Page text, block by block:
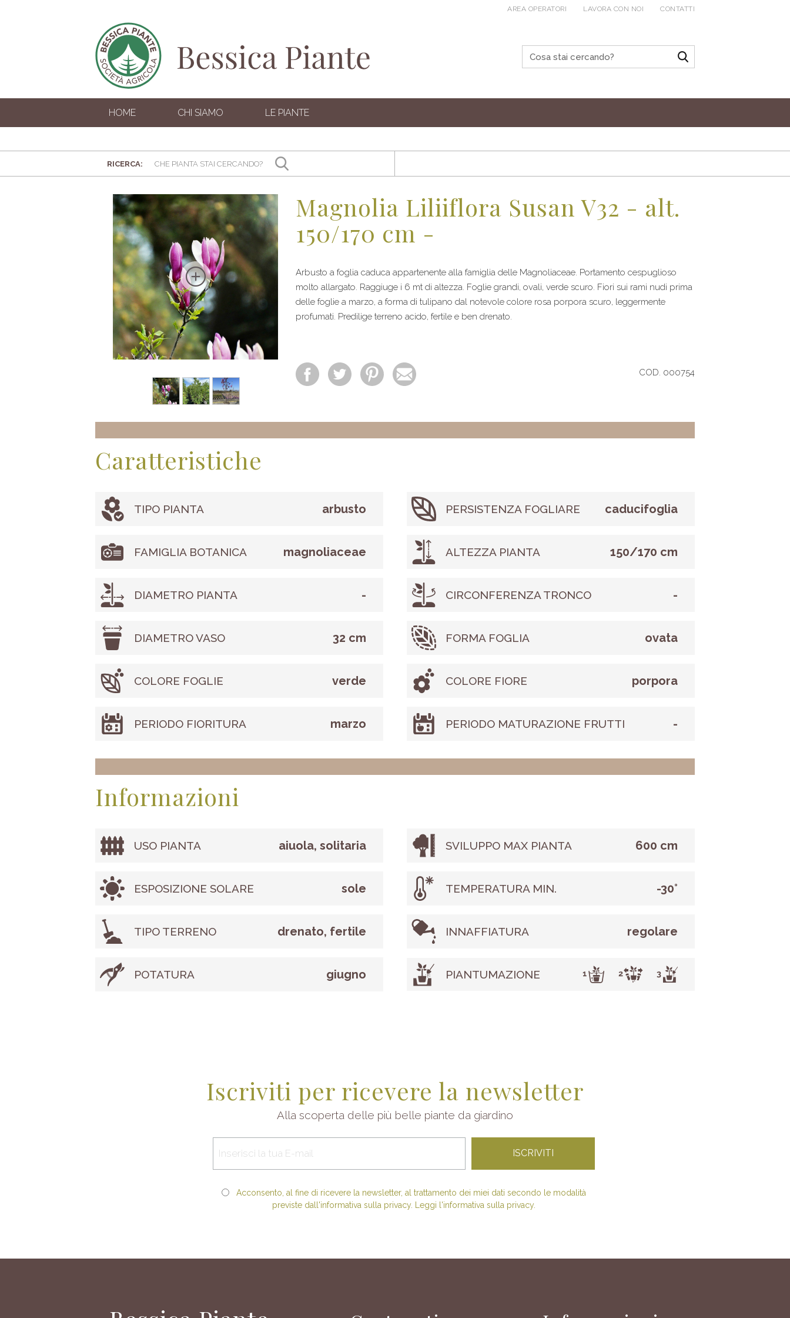
AREA OPERATORI LAVORA CON NOI CONTATTI
HOME CHI SIAMO LE PIANTE
RICERCA:
Magnolia Liliiflora Susan V32 - alt.
150/170 cm -
Arbusto a foglia caduca appartenente alla famiglia delle Magnoliaceae. Portamento cespuglioso
molto allargato. Raggiuge i 6 mt di altezza. Foglie grandi, ovali, verde scuro. Fiori sui rami nudi prima
delle foglie a marzo, a forma di tulipano dal notevole colore rosa porpora scuro, leggermente
profumati. Predilige terreno acido, fertile e ben drenato.
COD. 000754
Caratteristiche
TIPO PIANTA arbusto PERSISTENZA FOGLIARE caducifoglia
FAMIGLIA BOTANICA magnoliaceae ALTEZZA PIANTA 150/170 cm
DIAMETRO PIANTA - CIRCONFERENZA TRONCO -
DIAMETRO VASO 32 cm FORMA FOGLIA ovata
COLORE FOGLIE verde COLORE FIORE porpora
PERIODO FIORITURA marzo PERIODO MATURAZIONE FRUTTI -
Informazioni
USO PIANTA aiuola, solitaria SVILUPPO MAX PIANTA 600 cm
ESPOSIZIONE SOLARE sole TEMPERATURA MIN. -30°
TIPO TERRENO drenato, fertile INNAFFIATURA regolare
POTATURA giugno PIANTUMAZIONE
Iscriviti per ricevere la newsletter
Alla scoperta delle più belle piante da giardino
Acconsento, al fine di ricevere la newsletter, al trattamento dei miei dati secondo le modalità
previste dall'informativa sulla privacy. Leggi l'informativa sulla privacy.